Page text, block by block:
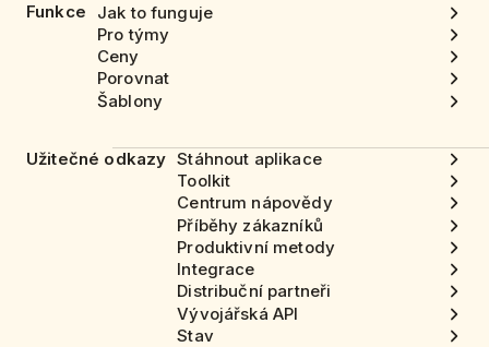
Funkce
Jak to funguje
Pro týmy
Ceny
Porovnat
Šablony
Užitečné odkazy Stáhnout aplikace
Toolkit
Centrum nápovědy
Příběhy zákazníků
Produktivní metody
Integrace
Distribuční partneři
Vývojářská API
Stav